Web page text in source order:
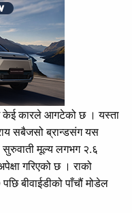
केई कारले आगटेको छ । यस्ता
सबैजसो ब्रान्डसंग यस
मूल्य लगभग २.६
गरिएको छ । राको
बीवाईडीको पाँचौं मोडेल